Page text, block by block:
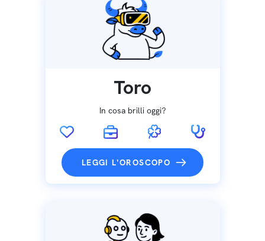
Toro
In cosa brilli oggi?
LEGGI L'OROSCOPO